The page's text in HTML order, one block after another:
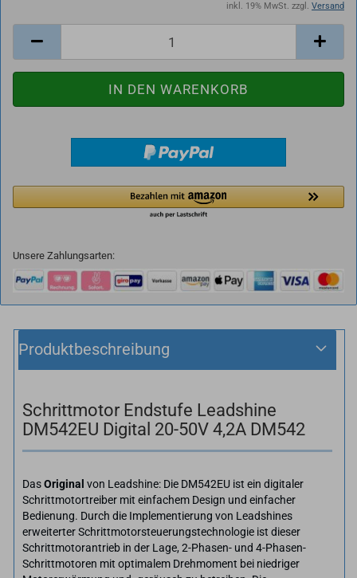
inkl. 19% MwSt. zzgl. Versand
Unsere Zahlungsarten:
Produktbeschreibung
Schrittmotor Endstufe Leadshine
DM542EU Digital 20-50V 4,2A DM542
DasOriginal von Leadshine: Die DM542EU ist ein digitaler
Schrittmotortreiber mit einfachem Design und einfacher
Bedienung. Durch die Implementierung von Leadshines
erweiterter Schrittmotorsteuerungstechnologie ist dieser
Schrittmotorantrieb in der Lage, 2-Phasen- und 4-Phasen-
Schrittmotoren mit optimalem Drehmoment bei niedriger